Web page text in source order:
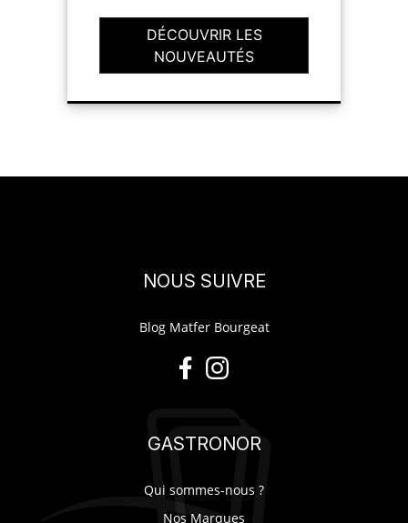
DÉCOUVRIR LES
NOUVEAUTÉS
NOUS SUIVRE
Blog Matfer Bourgeat
GASTRONOR
Qui sommes-nous ?
Nos Marques